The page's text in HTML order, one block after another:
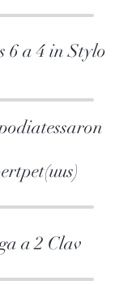
6 a 4 in Stylo
a 2 Clav